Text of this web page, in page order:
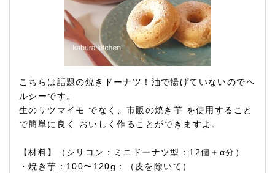
こちらは話題の焼きドーナツ！油で揚げていないのでヘ
ルシーです。
生のサツマイモ でなく、市販の焼き芋 を使用すること
で簡単に良く おいしく作ることができますよ。
【材料】（シリコン：ミニドーナツ型：12個＋α分）
・焼き芋：100〜120g：（皮を除いて）